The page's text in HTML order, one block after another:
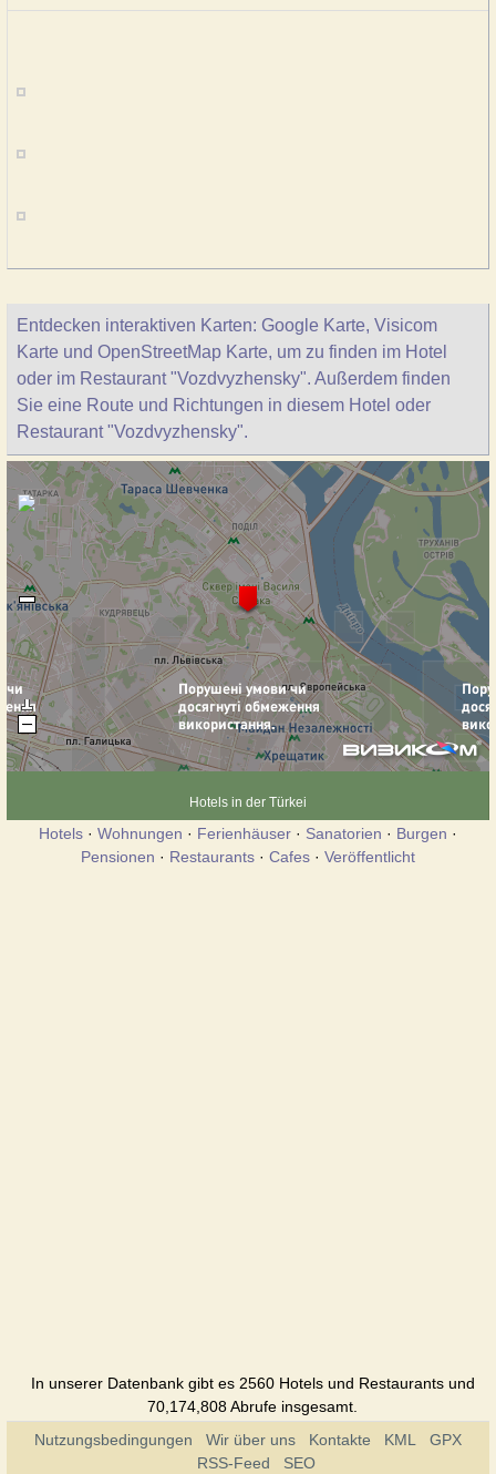
Entdecken interaktiven Karten: Google Karte, Visicom
Karte und OpenStreetMap Karte, um zu finden im Hotel
oder im Restaurant "Vozdvyzhensky". Außerdem finden
Sie eine Route und Richtungen in diesem Hotel oder
Restaurant "Vozdvyzhensky".
Hotels in der Türkei
Hotels · Wohnungen · Ferienhäuser · Sanatorien · Burgen ·
Pensionen · Restaurants · Cafes · Veröffentlicht
In unserer Datenbank gibt es 2560 Hotels und Restaurants und
70,174,808 Abrufe insgesamt.
Nutzungsbedingungen
Wir über uns Kontakte KML
GPX
RSS-Feed
SEO